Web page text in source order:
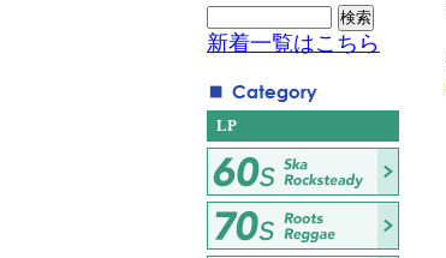
新着一覧はこちら
LP